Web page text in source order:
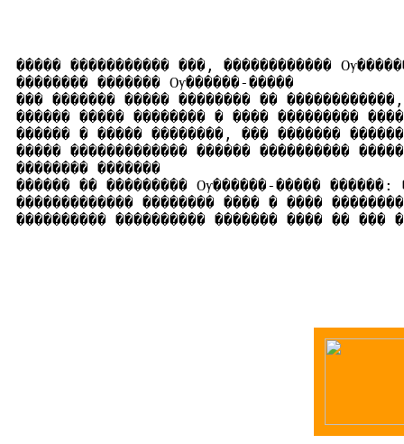
����� ����������� ���, ������������
�������� ������� Ѹ������-�����
��� ������� ����� �������� ��
������ ����� �������� � ���� ���������
������ � ����� ��������, ��� �������
����� ������������� ������ ����������
�������� �������
������ �� ��������� Ѹ������-����� ������:
������������� �������� ���� � ����
���������� ���������� ������� ���� ��